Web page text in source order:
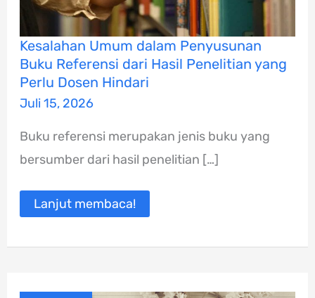
Kesalahan Umum dalam Penyusunan
Buku Referensi dari Hasil Penelitian yang
Perlu Dosen Hindari
Juli 15, 2026
Buku referensi merupakan jenis buku yang
bersumber dari hasil penelitian […]
Kesalahan
Umum
dalam
Penyusunan
Buku
Referensi
Hasil
Penelitian
yang
Perlu
Hindari
Lanjut membaca!